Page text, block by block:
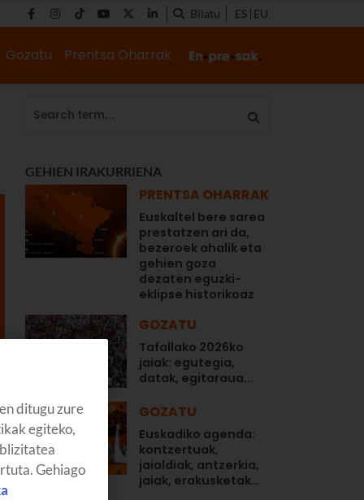
Bilatu ES EU
Gozatu Prentsa Oharrak
GEHIEN IRAKURRIENA
PRENTSA OHARRAK
Euskaltel bere sarea
prestatzen ari da,
bezeroek ahalik eta
gehien goza
dezaten eguzki-
eklipse historikoaz
GOZATU
Tafallako 2026ko
jaiak: egutegia,
datak, egitaraua...
GOZATU
Euskadiko agenda:
kontzertuak,
jaialdiak, antzerkia,
jaiak, erakusketak…
ditugu zure
egiteko,
Gehiago